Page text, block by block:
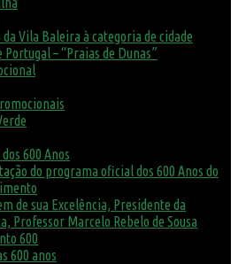
da Vila Baleira à categoria de cidade
– “Praias de Dunas”
600 Anos
do programa oficial dos 600 Anos do
de sua Excelência, Presidente da
Professor Marcelo Rebelo de Sousa
600
600 anos